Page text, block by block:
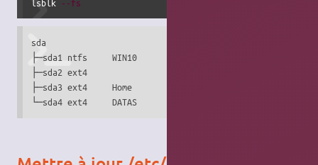
lsblk --fs
sda
├─sda1 ntfs     WIN10      6C8CA3038CA2C6C4
├─sda2 ext4                2e5f5a06-a3c3-4df5-a2c6-
├─sda3 ext4     Home       4bdc4735-801e-43fe-b3f1-
└─sda4 ext4     DATAS      08d50cc2-9aa0-45b2-a314-